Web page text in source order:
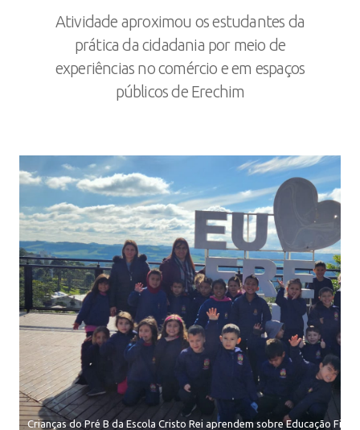
Atividade aproximou os estudantes da
prática da cidadania por meio de
experiências no comércio e em espaços
públicos de Erechim
Crianças do Pré B da Escola Cristo Rei aprendem sobre Educação